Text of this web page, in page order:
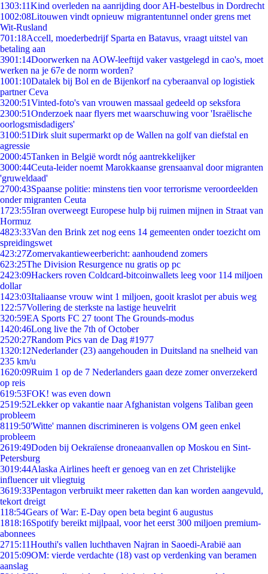
1303:11Kind overleden na aanrijding door AH-bestelbus in Dordrecht
1002:08Litouwen vindt opnieuw migrantentunnel onder grens met
Wit-Rusland
701:18Accell, moederbedrijf Sparta en Batavus, vraagt uitstel van
betaling aan
3901:14Doorwerken na AOW-leeftijd vaker vastgelegd in cao's, moet
werken na je 67e de norm worden?
1001:10Datalek bij Bol en de Bijenkorf na cyberaanval op logistiek
partner Ceva
3200:51Vinted-foto's van vrouwen massaal gedeeld op seksfora
2300:51Onderzoek naar flyers met waarschuwing voor 'Israëlische
oorlogsmisdadigers'
3100:51Dirk sluit supermarkt op de Wallen na golf van diefstal en
agressie
2000:45Tanken in België wordt nóg aantrekkelijker
3000:44Ceuta-leider noemt Marokkaanse grensaanval door migranten
'gruweldaad'
2700:43Spaanse politie: minstens tien voor terrorisme veroordeelden
onder migranten Ceuta
1723:55Iran overweegt Europese hulp bij ruimen mijnen in Straat van
Hormuz
4823:33Van den Brink zet nog eens 14 gemeenten onder toezicht om
spreidingswet
423:27Zomervakantieweerbericht: aanhoudend zomers
623:25The Division Resurgence nu gratis op pc
2423:09Hackers roven Coldcard-bitcoinwallets leeg voor 114 miljoen
dollar
1423:03Italiaanse vrouw wint 1 miljoen, gooit kraslot per abuis weg
1 22:57Vollering de sterkste na lastige heuvelrit
320:59EA Sports FC 27 toont The Grounds-modus
1420:46Long live the 7th of October
2520:27Random Pics van de Dag #1977
1320:12Nederlander (23) aangehouden in Duitsland na snelheid van
235 km/u
1620:09Ruim 1 op de 7 Nederlanders gaan deze zomer onverzekerd
op reis
619:53FOK! was even down
2519:52Lekker op vakantie naar Afghanistan volgens Taliban geen
probleem
8119:50'Witte' mannen discrimineren is volgens OM geen enkel
probleem
2619:49Doden bij Oekraïense droneaanvallen op Moskou en Sint-
Petersburg
3019:44Alaska Airlines heeft er genoeg van en zet Christelijke
influencer uit vliegtuig
3619:33Pentagon verbruikt meer raketten dan kan worden aangevuld,
tekort dreigt
118:54Gears of War: E-Day open beta begint 6 augustus
1818:16Spotify bereikt mijlpaal, voor het eerst 300 miljoen premium-
abonnees
2715:11Houthi's vallen luchthaven Najran in Saoedi-Arabië aan
2015:09OM: vierde verdachte (18) vast op verdenking van beramen
aanslag